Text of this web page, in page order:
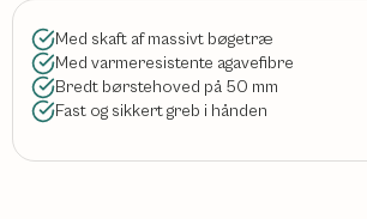
Med skaft af massivt bøgetræ
Med varmeresistente agavefibre
Bredt børstehoved på 50 mm
Fast og sikkert greb i hånden